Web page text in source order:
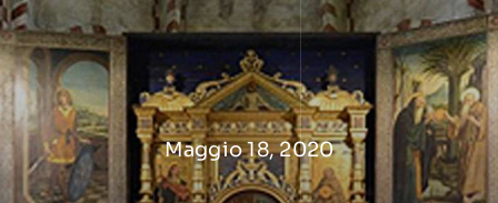
Salta
al
contenuto
Maggio 18, 2020